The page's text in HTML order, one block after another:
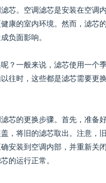
芯。空调滤芯是安装在空调
康的室内环境。然而，滤芯
负面影响。
？一般来说，滤芯使用一个
往时，这些都是滤芯需要更
芯的更换步骤。首先，准备
，将旧的滤芯取出。注意，
安装到空调内部，并重新关
的运行正常。